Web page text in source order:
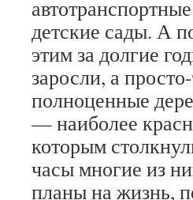
детские сады. А
этим за долгие
заросли, а
полноценные
— наиболее
которым
часы многие из
планы на жизнь,